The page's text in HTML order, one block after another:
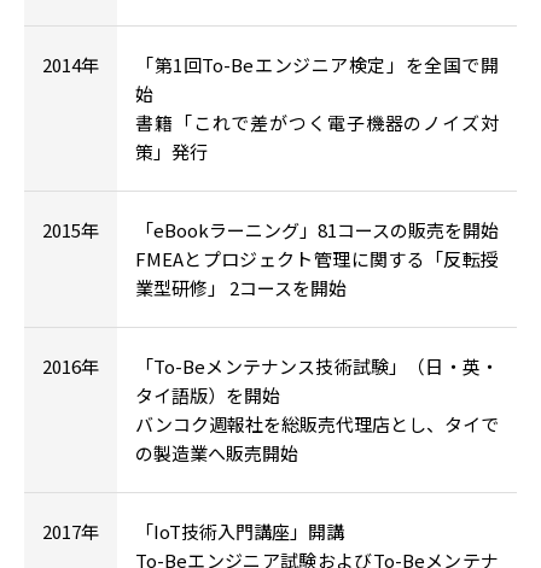
2014年
「第1回To-Beエンジニア検定」を全国で開
始
書籍「これで差がつく電子機器のノイズ対
策」発行
2015年
「eBookラーニング」81コースの販売を開始
FMEAとプロジェクト管理に関する「反転授
業型研修」 2コースを開始
2016年
「To-Beメンテナンス技術試験」（日・英・
タイ語版）を開始
バンコク週報社を総販売代理店とし、タイで
の製造業へ販売開始
2017年
「IoT技術入門講座」開講
To-Beエンジニア試験およびTo-Beメンテナ